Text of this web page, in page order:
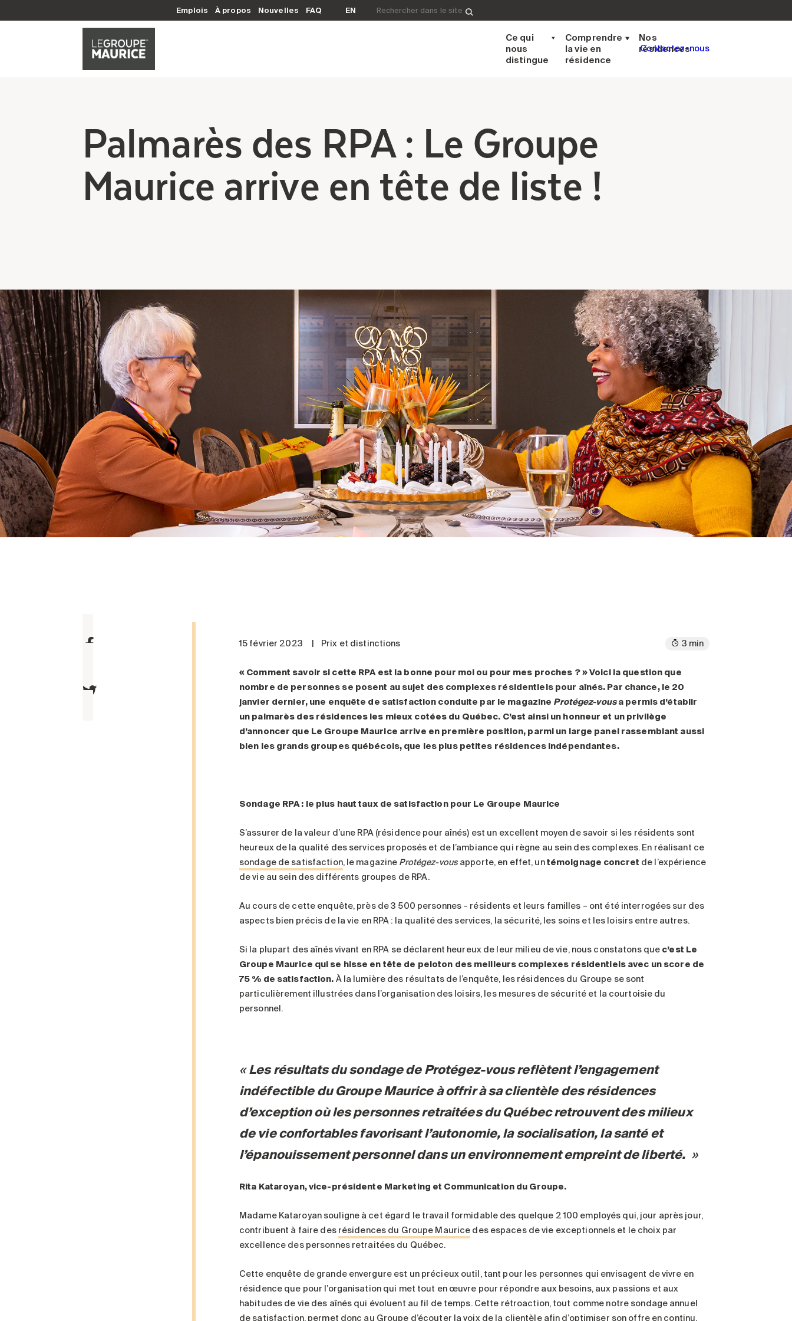
Emplois À propos Nouvelles FAQ EN Rechercher&nbsp;:
Ce qui
nous
distingue
Comprendre
la vie en
résidence
Nos
résidences
Contactez-nous
Palmarès des RPA : Le Groupe
Maurice arrive en tête de liste !
15 février 2023 Prix et distinctions 3 min
« Comment savoir si cette RPA est la bonne pour moi ou pour mes proches ? » Voici la question que
nombre de personnes se posent au sujet des complexes résidentiels pour aînés. Par chance, le 20
janvier dernier, une enquête de satisfaction conduite par le magazine Protégez-vousa permis d’établir
un palmarès des résidences les mieux cotées du Québec. C’est ainsi un honneur et un privilège
d’annoncer que Le Groupe Maurice arrive en première position, parmi un large panel rassemblant aussi
bien les grands groupes québécois, que les plus petites résidences indépendantes.
Sondage RPA : le plus haut taux de satisfaction pour Le Groupe Maurice
S’assurer de la valeur d’une RPA (résidence pour aînés) est un excellent moyen de savoir si les résidents sont
heureux de la qualité des services proposés et de l’ambiance qui règne au sein des complexes. En réalisant ce
sondage de satisfaction, le magazine Protégez-vousapporte, en effet, untémoignage concret de l’expérience
de vie au sein des différents groupes de RPA.
Au cours de cette enquête, près de 3 500 personnes – résidents et leurs familles – ont été interrogées sur des
aspects bien précis de la vie en RPA : la qualité des services, la sécurité, les soins et les loisirs entre autres.
Si la plupart des aînés vivant en RPA se déclarent heureux de leur milieu de vie, nous constatons que c’est Le
Groupe Maurice qui se hisse en tête de peloton des meilleurs complexes résidentiels avec un score de
75 % de satisfaction. À la lumière des résultats de l’enquête, les résidences du Groupe se sont
particulièrement illustrées dans l’organisation des loisirs, les mesures de sécurité et la courtoisie du
personnel.
Les résultats du sondage de Protégez-vousreflètent l’engagement
indéfectible du Groupe Maurice à offrir à sa clientèle des résidences
d’exception où les personnes retraitées du Québec retrouvent des milieux
de vie confortables favorisant l’autonomie, la socialisation, la santé et
l’épanouissement personnel dans un environnement empreint de liberté.
Rita Kataroyan, vice-présidente Marketing et Communication du Groupe.
Madame Kataroyan souligne à cet égard le travail formidable des quelque 2 100 employés qui, jour après jour,
contribuent à faire des résidences du Groupe Maurice des espaces de vie exceptionnels et le choix par
excellence des personnes retraitées du Québec.
Cette enquête de grande envergure est un précieux outil, tant pour les personnes qui envisagent de vivre en
résidence que pour l’organisation qui met tout en œuvre pour répondre aux besoins, aux passions et aux
habitudes de vie des aînés qui évoluent au fil de temps. Cette rétroaction, tout comme notre sondage annuel
de satisfaction, permet donc au Groupe d’écouter la voix de la clientèle afin d’optimiser son offre en continu.